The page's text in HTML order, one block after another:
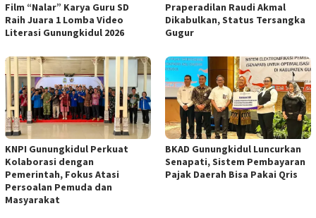
Film “Nalar” Karya Guru SD
Raih Juara 1 Lomba Video
Literasi Gunungkidul 2026
Praperadilan Raudi Akmal
Dikabulkan, Status Tersangka
Gugur
KNPI Gunungkidul Perkuat
Kolaborasi dengan
Pemerintah, Fokus Atasi
Persoalan Pemuda dan
Masyarakat
BKAD Gunungkidul Luncurkan
Senapati, Sistem Pembayaran
Pajak Daerah Bisa Pakai Qris